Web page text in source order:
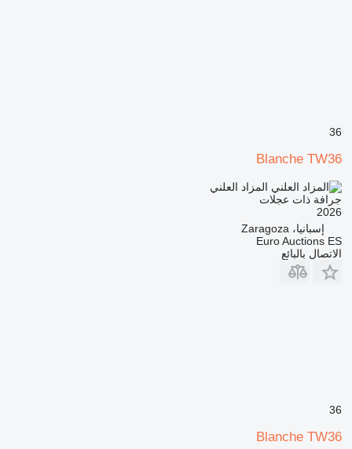
36
Blanche TW36
المزاد العلني
جرافة ذات عجلات
2026
إسبانيا، Zaragoza
Euro Auctions ES
الاتصال بالبائع
36
Blanche TW36